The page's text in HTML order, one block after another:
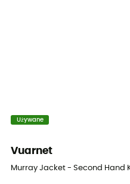
Używane
Vuarnet
Murray Jacket - Second Hand